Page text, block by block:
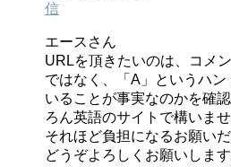
信
エースさん
URLを頂きたいのは、コメ
ではなく、「A」というハ
いることが事実なのかを確
ろん英語のサイトで構いませ
それほど負担になるお願い
どうぞよろしくお願いします